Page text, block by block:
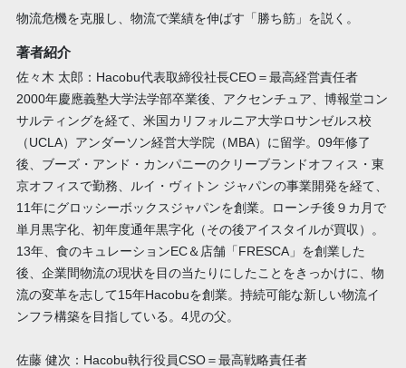
物流危機を克服し、物流で業績を伸ばす「勝ち筋」を説く。
著者紹介
佐々木 太郎：Hacobu代表取締役社長CEO＝最高経営責任者
2000年慶應義塾大学法学部卒業後、アクセンチュア、博報堂コン
サルティングを経て、米国カリフォルニア大学ロサンゼルス校
（UCLA）アンダーソン経営大学院（MBA）に留学。09年修了
後、ブーズ・アンド・カンパニーのクリーブランドオフィス・東
京オフィスで勤務、ルイ・ヴィトン ジャパンの事業開発を経て、
11年にグロッシーボックスジャパンを創業。ローンチ後９カ月で
単月黒字化、初年度通年黒字化（その後アイスタイルが買収）。
13年、食のキュレーションEC＆店舗「FRESCA」を創業した
後、企業間物流の現状を目の当たりにしたことをきっかけに、物
流の変革を志して15年Hacobuを創業。持続可能な新しい物流イ
ンフラ構築を目指している。4児の父。
佐藤 健次：Hacobu執行役員CSO＝最高戦略責任者